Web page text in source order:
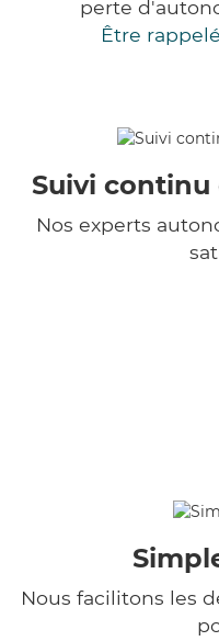
perte
Être
Suivi
Nos experts
Nous facilitons les